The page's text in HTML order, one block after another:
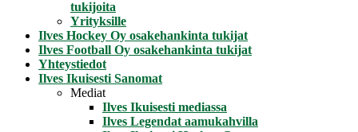
tukijoita
Yrityksille
Ilves Hockey Oy osakehankinta tukijat
Ilves Football Oy osakehankinta tukijat
Yhteystiedot
Ilves Ikuisesti Sanomat
Mediat
Ilves Ikuisesti mediassa
Ilves Legendat aamukahvilla